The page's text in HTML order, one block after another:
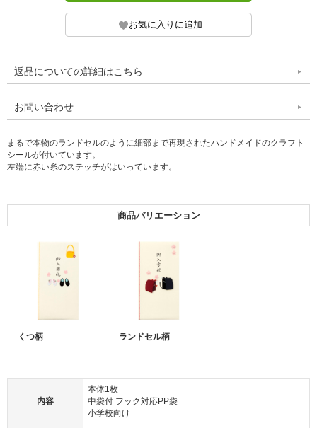
返品についての詳細はこちら
お問い合わせ
まるで本物のランドセルのように細部まで再現されたハンドメイドのクラフト
シールが付いています。
左端に赤い糸のステッチがはいっています。
商品バリエーション
くつ柄 ランドセル柄
内容
本体1枚
中袋付 フック対応PP袋
小学校向け